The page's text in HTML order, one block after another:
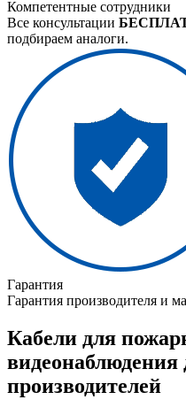
Компетентные сотрудники
Все консультации
подбираем аналоги.
Гарантия
Гарантия производителя и
Кабели для
видеонаблюдения
производителей